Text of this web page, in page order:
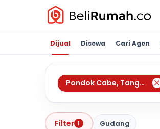
Dijual Disewa Cari Agen
Pondok Cabe, Tangerang Selatan
Filter 1 Gudang